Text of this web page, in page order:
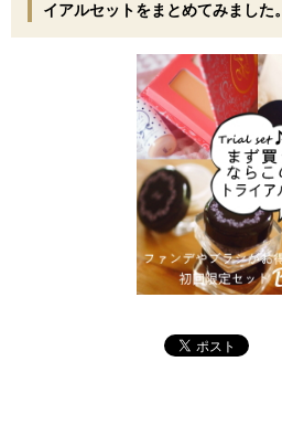
イアルセットをまとめてみました。